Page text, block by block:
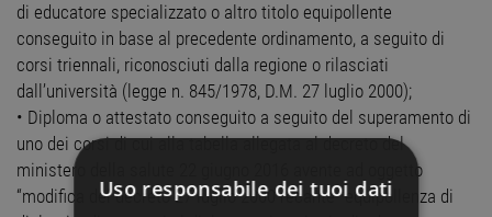
di educatore specializzato o altro titolo equipollente
conseguito in base al precedente ordinamento, a seguito di
corsi triennali, riconosciuti dalla regione o rilasciati
dall’università (legge n. 845/1978, D.M. 27 luglio 2000);
• Diploma o attestato conseguito a seguito del superamento di
uno dei corsi di cui alla tabella allegata al decreto del
ministero della salute 22 giugno 2016 avente ad oggetto
“modifica del decreto 27 luglio 2000 recante “equipollenza di
Uso responsabile dei tuoi dati